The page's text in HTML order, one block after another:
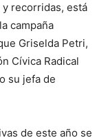
recorridas, está
campaña
Griselda Petri,
Cívica Radical
su jefa de
de este año se